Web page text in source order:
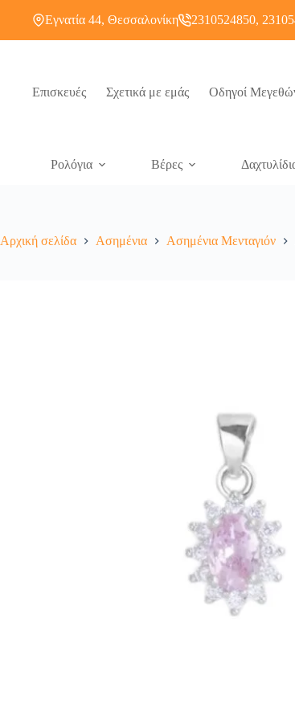
Εγνατία 44, Θεσσαλονίκη 2310524850,
Επισκευές Σχετικά με εμάς Οδηγοί
Ρολόγια Βέρες
Αρχική σελίδα Ασημένια Ασημένια Μενταγιόν